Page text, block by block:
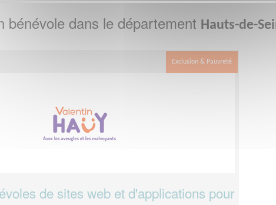
bénévole dans le département Hauts-de-
Exclusion & Pauvreté
de sites web et d'applications pour